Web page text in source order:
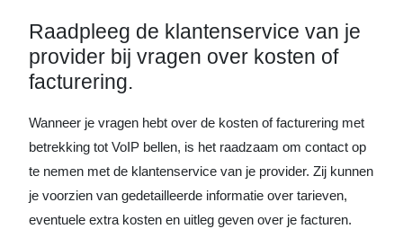
Raadpleeg de klantenservice van je
provider bij vragen over kosten of
facturering.
Wanneer je vragen hebt over de kosten of facturering met
betrekking tot VoIP bellen, is het raadzaam om contact op
te nemen met de klantenservice van je provider. Zij kunnen
je voorzien van gedetailleerde informatie over tarieven,
eventuele extra kosten en uitleg geven over je facturen.